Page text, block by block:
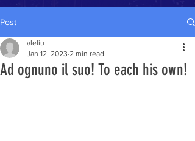
Post
Ad ognuno il suo! To each his own!
aleliu
Jan 12, 2023 2 min read